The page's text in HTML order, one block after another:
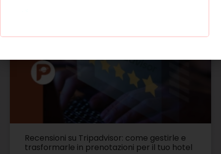
Recensioni su Tripadvisor: come gestirle e
trasformarle in prenotazioni per il tuo hotel